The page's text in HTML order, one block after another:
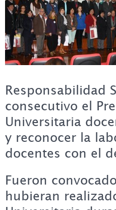
Responsabilidad
consecutivo el
Universitaria
y reconocer la
docentes con el
Fueron
hubieran